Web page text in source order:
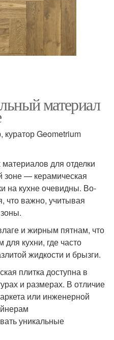
материал
Geometrium
для отделки
зоне — керамическая
на кухне очевидны. Во-
что важно, учитывая
и жирным пятнам, что
кухни, где часто
жидкости и брызги.
плитка доступна в
и размерах. В отличие
или инженерной
уникальные